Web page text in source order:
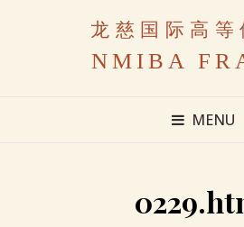
龙慈国际高等
NMIBA
MENU